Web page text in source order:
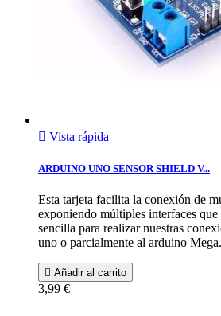
 Vista rápida
ARDUINO UNO SENSOR SHIELD V...
Esta tarjeta facilita la conexión de
exponiendo múltiples interfaces que
sencilla para realizar nuestras
uno o parcialmente al arduino Mega.
 Añadir al carrito
3,99 €